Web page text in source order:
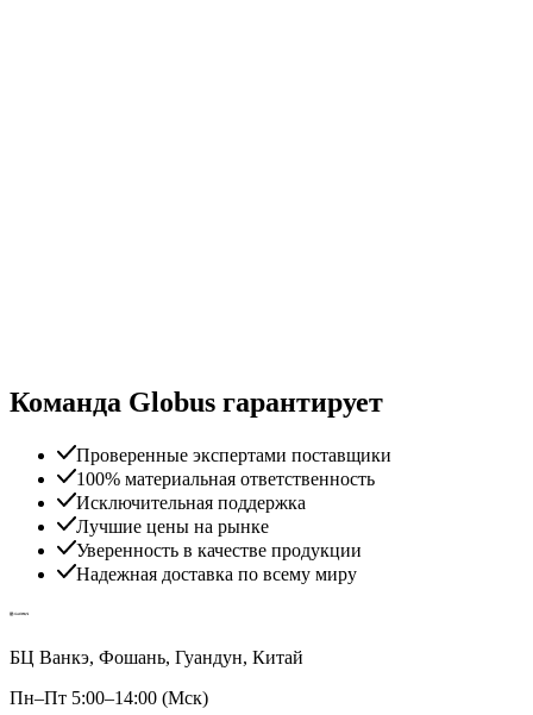
Команда Globus гарантирует
Проверенные экспертами поставщики
100% материальная ответственность
Исключительная поддержка
Лучшие цены на рынке
Уверенность в качестве продукции
Надежная доставка по всему миру
БЦ Ванкэ, Фошань, Гуандун, Китай
Пн–Пт 5:00–14:00 (Мск)